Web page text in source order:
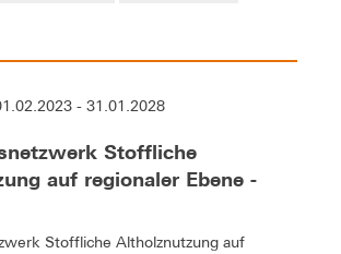
- 31.01.2028
Stoffliche
auf regionaler Ebene -
Stoffliche Altholznutzung auf